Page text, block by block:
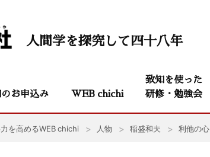
人間学を探究して四十八年
お申込み WEB chichi
致知を使った
研修・勉強会
を高めるWEB chichi 人物 稲盛和夫 利他の心